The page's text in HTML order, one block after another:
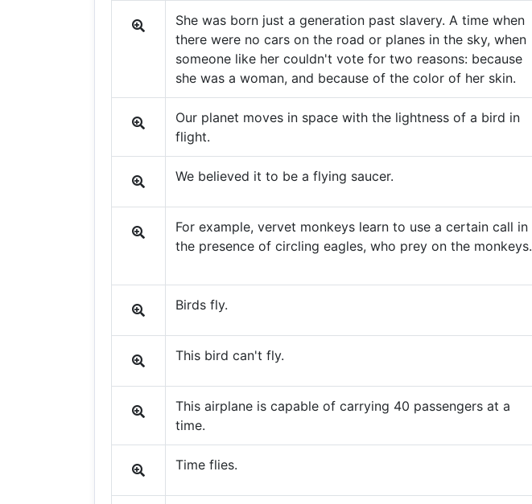
She was born just a generation past slavery. A time when
there were no cars on the road or planes in the sky, when
someone like her couldn't vote for two reasons: because
she was a woman, and because of the color of her skin.
Our planet moves in space with the lightness of a bird in
flight.
We believed it to be a flying saucer.
For example, vervet monkeys learn to use a certain call in
the presence of circling eagles, who prey on the monkeys.
Birds fly.
This bird can't fly.
This airplane is capable of carrying 40 passengers at a
time.
Time flies.